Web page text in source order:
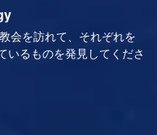
会を訪れて、それぞれを
いるものを発見してくださ